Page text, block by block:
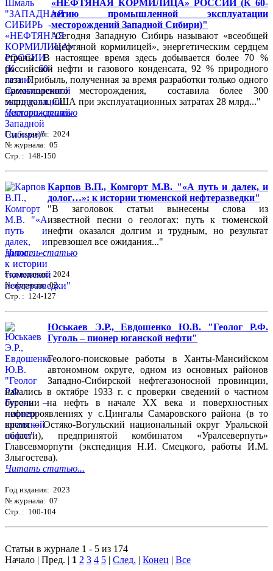
«НЕФТЯНАЯ КОРМИЛИЦА» РОССИИ (К 60-
летию промышленной эксплуатации
месторождений Западной Сибири)"
"Сегодня Западную Сибирь называют «всеобщей
«нефтяной кормилицей», энергетическим сердцем
страны. В настоящее время здесь добывается более 70 %
российской нефти и газового конденсата, 92 % природного
газа. Прибыль, полученная за время разработки только одного
Самотлорского месторождения, составила более 300
млрд долл. США при эксплуатационных затратах 28 млрд..."
Читать статью
Год издания: 2024
№ журнала: 05
Стр. : 148-150
Карпов В.П., Комгорт М.В. "«А путь и далек, и
долог…»: к истории тюменской нефтеразведки"
"В заголовок статьи вынесены слова из
известной песни о геологах: путь к тюменской
нефти оказался долгим и трудным, но результат
превзошел все ожидания..."
Читать статью
Год издания: 2024
№ журнала: 02
Стр. : 124-127
Юськаев Э.Р., Евдошенко Ю.В. "Геолог Р.Ф.
Гуголь – пионер юганской нефти"
Геолого-поисковые работы в Ханты-Мансийском
автономном округе, одном из основных районов
Западно-Сибирской нефтегазоносной провинции,
начались в октябре 1933 г. с проверки сведений о частном
бурении на нефть в начале ХХ века и поверхностных
нефтепроявлениях у с.Цингалы Самаровского района (в то
время – Остяко-Вогульский национальный округ Уральской
области), предпринятой комбинатом «Уралсеверпуть»
Главсевморпути (экспедиция Н.И. Смецкого, работы И.М.
Злыгостева).
Читать статью...
Год издания: 2023
№ журнала: 07
Стр. : 100-104
Статьи в журнале 1 - 5 из 174
Начало | Пред. | 1 2 3 4 5 | След. | Конец | Все